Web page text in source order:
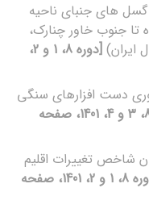
گسل های جنبای ناحیه
تا جنوب خاور چنارک،
ایران)
[دوره 8، 1 و 2،
دست افزارهای سنگی
[دوره 8، 3 و 4، 1401، صفحه
شاخص تغییرات اقلیم
[دوره 8، 1 و 2، 1401، صفحه